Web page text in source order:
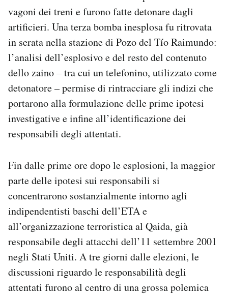
vagoni dei treni e furono fatte detonare dagli
artificieri. Una terza bomba inesplosa fu ritrovata
in serata nella stazione di Pozo del Tío Raimundo:
l’analisi dell’esplosivo e del resto del contenuto
dello zaino – tra cui un telefonino, utilizzato come
detonatore – permise di rintracciare gli indizi che
portarono alla formulazione delle prime ipotesi
investigative e infine all’identificazione dei
responsabili degli attentati.
Fin dalle prime ore dopo le esplosioni, la maggior
parte delle ipotesi sui responsabili si
concentrarono sostanzialmente intorno agli
indipendentisti baschi dell’ETA e
all’organizzazione terroristica al Qaida, già
responsabile degli attacchi dell’11 settembre 2001
negli Stati Uniti. A tre giorni dalle elezioni, le
discussioni riguardo le responsabilità degli
attentati furono al centro di una grossa polemica